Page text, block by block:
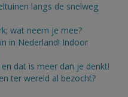
langs de snelweg
wat neem je mee?
in Nederland! Indoor
dat is meer dan je denkt!
ter wereld al bezocht?